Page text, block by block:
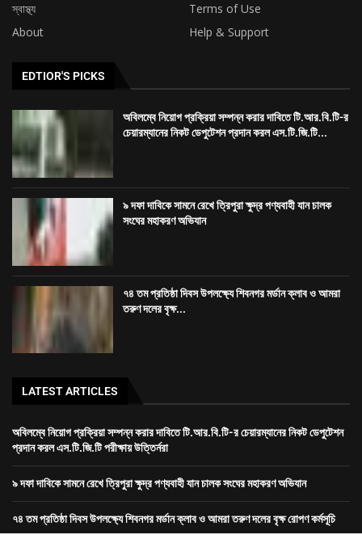
স্বাস্থ্য
Terms of Use
About
Help & Support
EDTIOR'S PICKS
অবিলম্বে নিয়োগ প্রক্রিয়া সম্পন্ন করার দাবিতে টি.আর.বি.টি-র
চেয়ারম্যানের নিকট ডেপুটেশন প্রদান করল এস.টি.জি.টি...
৯ দফা দাবিকে সামনে রেখে ত্রিপুরা ক্ষুদ্র পণ্যবাহী যান চালক
সংঘের মহাকরণ অভিযান
৭৪ তম প্রতিষ্ঠা দিবস উপলক্ষ্যে শিবনগর মর্ডান ক্লাব ও আমরা
তরুণ দলের বৃক্ষ...
LATEST ARTICLES
অবিলম্বে নিয়োগ প্রক্রিয়া সম্পন্ন করার দাবিতে টি.আর.বি.টি-র চেয়ারম্যানের নিকট ডেপুটেশন
প্রদান করল এস.টি.জি.টি পরীক্ষায় উত্তির্নরা
৯ দফা দাবিকে সামনে রেখে ত্রিপুরা ক্ষুদ্র পণ্যবাহী যান চালক সংঘের মহাকরণ অভিযান
৭৪ তম প্রতিষ্ঠা দিবস উপলক্ষ্যে শিবনগর মর্ডান ক্লাব ও আমরা তরুণ দলের বৃক্ষ রোপণ কর্মসূচি